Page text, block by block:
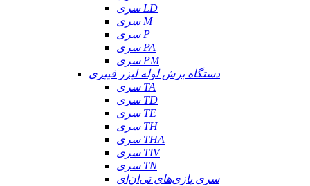
سری LD
سری M
سری P
سری PA
سری PM
دستگاه برش لوله لیزر فیبری
سری TA
سری TD
سری TE
سری TH
سری THA
سری TIV
سری TN
سری بازی‌های تی‌ان‌ای